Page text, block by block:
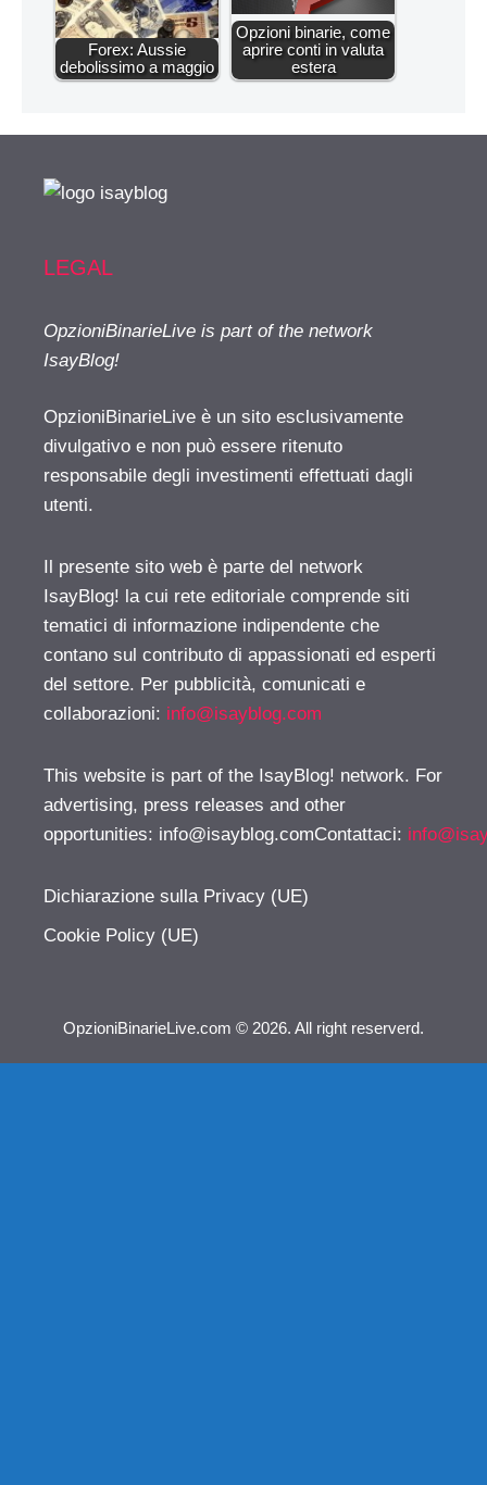
Forex: Aussie
debolissimo a maggio
Opzioni binarie, come
aprire conti in valuta
estera
LEGAL
OpzioniBinarieLive is part of the network
IsayBlog!
OpzioniBinarieLive è un sito esclusivamente
divulgativo e non può essere ritenuto
responsabile degli investimenti effettuati dagli
utenti.
Il presente sito web è parte del network
IsayBlog! la cui rete editoriale comprende siti
tematici di informazione indipendente che
contano sul contributo di appassionati ed esperti
del settore. Per pubblicità, comunicati e
collaborazioni: info@isayblog.com
This website is part of the IsayBlog! network. For
advertising, press releases and other
opportunities: info@isayblog.comContattaci:
Dichiarazione sulla Privacy (UE)
Cookie Policy (UE)
OpzioniBinarieLive.com © 2026. All right reserverd.